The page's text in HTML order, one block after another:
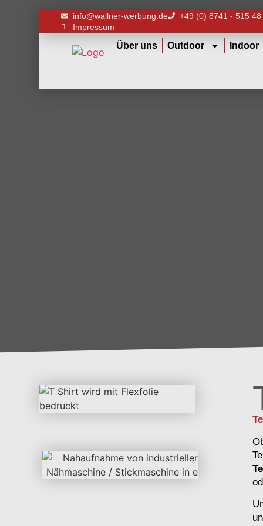
info@wallner-werbung.de
+49 (0) 8741 - 515 48
Impressum
Über uns Outdoor Indoor